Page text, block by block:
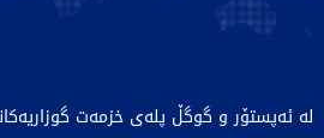
لە ئەپستۆر و گوگڵ پلەی خزمەت